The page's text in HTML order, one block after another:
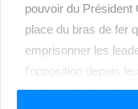
pouvoir du Président
place du bras de fer
emprisonner les
l’opposition depuis
traitaient de tous les